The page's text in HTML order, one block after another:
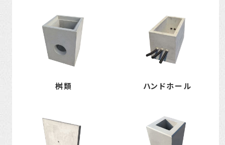
桝類 ハンドホール